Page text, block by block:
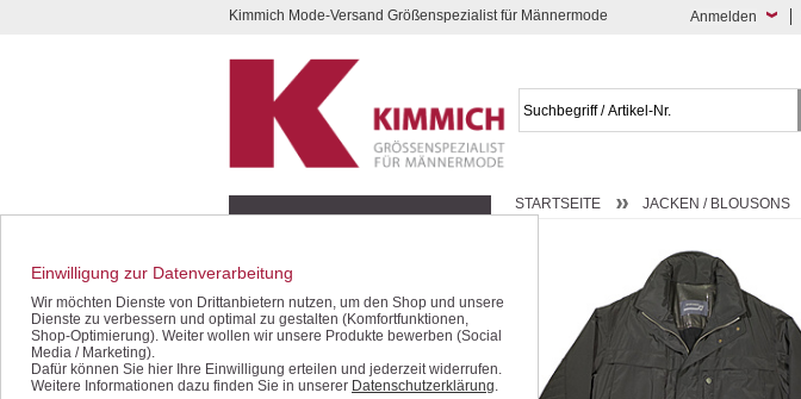
Kompletten Head der Seite überspringenKimmich Mode-Versand Größenspezialist für Männermode Anmelden
Schnäppchen / SALE
Jacken / Blousons
Blousons
Funktionsjacken
Lederjacken
STARTSEITE JACKEN / BLOUSONS
Einwilligung zur Datenverarbeitung
Wir möchten Dienste von Drittanbietern nutzen, um den Shop und unsere
Dienste zu verbessern und optimal zu gestalten (Komfortfunktionen,
Shop-Optimierung). Weiter wollen wir unsere Produkte bewerben (Social
Media / Marketing).
Dafür können Sie hier Ihre Einwilligung erteilen und jederzeit widerrufen.
Weitere Informationen dazu finden Sie in unserer Datenschutzerklärung.